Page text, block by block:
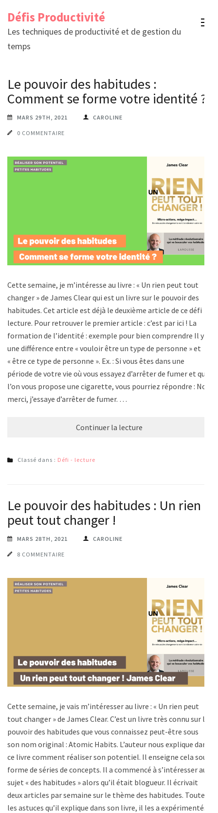
contenu
(Pressez
Défis Productivité
Les techniques de productivité et de gestion du
temps
Le pouvoir des habitudes :
Comment se forme votre identité ?
MARS 29TH, 2021 CAROLINE
0 COMMENTAIRE
Cette semaine, je m’intéresse au livre : « Un rien peut tout
changer » de James Clear qui est un livre sur le pouvoir des
habitudes. Cet article est déjà le deuxième article de ce défi
lecture. Pour retrouver le premier article : c’est par ici ! La
formation de l’identité : exemple pour bien comprendre Il y a
une différence entre « vouloir être un type de personne » et
« être ce type de personne ». Ex. : Si vous êtes dans une
période de votre vie où vous essayez d’arrêter de fumer et que
l’on vous propose une cigarette, vous pourriez répondre : Non
merci, j’essaye d’arrêter de fumer. …
Continuer la lecture
Classé dans : Défi - lecture
Le pouvoir des habitudes : Un rien
peut tout changer !
MARS 28TH, 2021 CAROLINE
8 COMMENTAIRE
Cette semaine, je vais m’intéresser au livre : « Un rien peut
tout changer » de James Clear. C’est un livre très connu sur le
pouvoir des habitudes que vous connaissez peut-être sous
son nom original : Atomic Habits. L’auteur nous explique dans
ce livre comment réaliser son potentiel. Il enseigne cela sous
forme de séries de concepts. Il a commencé à s’intéresser au
sujet « des habitudes » alors qu’il était blogueur. Il écrivait
deux articles par semaine sur le thème des habitudes. Toutes
les astuces qu’il explique dans son livre, il les a expérimentés